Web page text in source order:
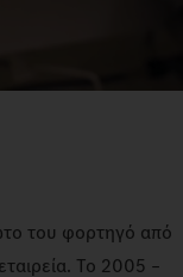
του φορτηγό από
Το 2005 –